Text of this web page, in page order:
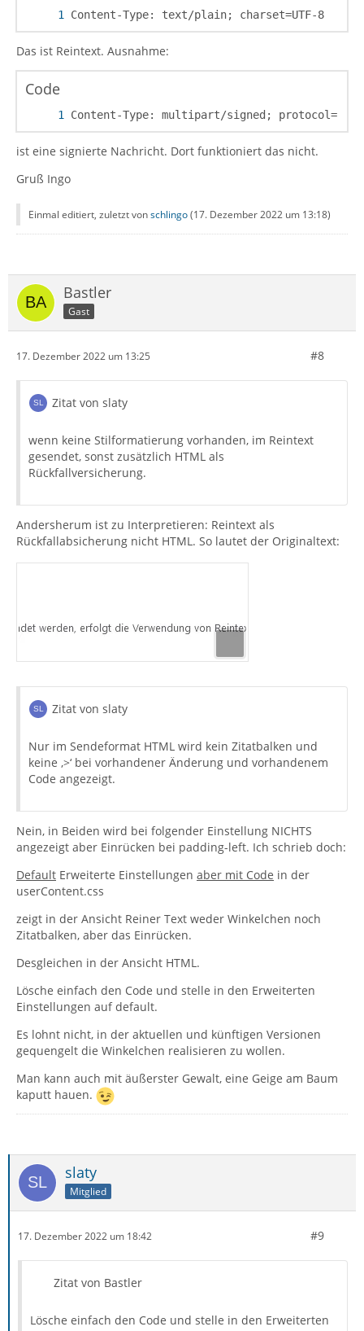
Content-Type: text/plain; charset=UTF-8
Das ist Reintext. Ausnahme:
Code
Content-Type: multipart/signed;
ist eine signierte Nachricht. Dort funktioniert das nicht.
Gruß Ingo
Einmal editiert, zuletzt vonschlingo(17. Dezember 2022 um 13:18)
Bastler
Gast
17. Dezember 2022 um 13:25 #8
Zitat von slaty
wenn keine Stilformatierung vorhanden, im Reintext
gesendet, sonst zusätzlich HTML als
Rückfallversicherung.
Andersherum ist zu Interpretieren: Reintext als
Rückfallabsicherung nicht HTML. So lautet der Originaltext:
Zitat von slaty
Nur im Sendeformat HTML wird kein Zitatbalken und
keine ‚>‘ bei vorhandener Änderung und vorhandenem
Code angezeigt.
Nein, in Beiden wird bei folgender Einstellung NICHTS
angezeigt aber Einrücken bei padding-left. Ich schrieb doch:
Default Erweiterte Einstellungen aber mit Code in der
userContent.css
zeigt in der Ansicht Reiner Text weder Winkelchen noch
Zitatbalken, aber das Einrücken.
Desgleichen in der Ansicht HTML.
Lösche einfach den Code und stelle in den Erweiterten
Einstellungen auf default.
Es lohnt nicht, in der aktuellen und künftigen Versionen
gequengelt die Winkelchen realisieren zu wollen.
Man kann auch mit äußerster Gewalt, eine Geige am Baum
kaputt hauen.
slaty
Mitglied
17. Dezember 2022 um 18:42 #9
Zitat von Bastler
Lösche einfach den Code und stelle in den Erweiterten